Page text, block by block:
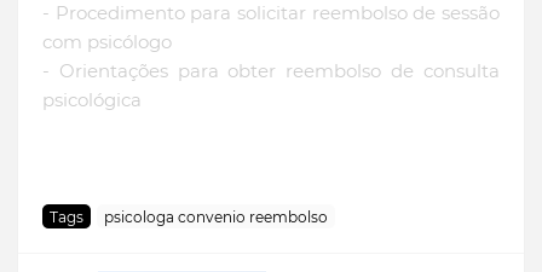
- Procedimento para solicitar reembolso de sessão
com psicólogo
- Orientações para obter reembolso de consulta
psicológica
Tags psicologa convenio reembolso